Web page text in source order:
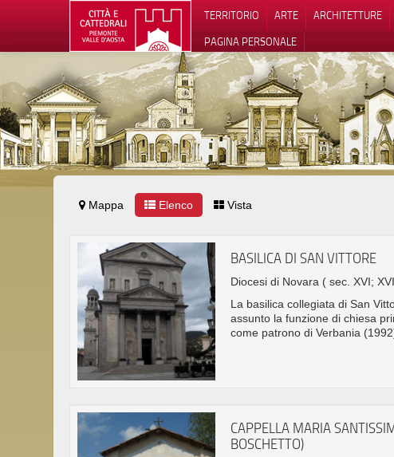
TERRITORIO ARTE ARCHITETTURE
PAGINA PERSONALE
Mappa Elenco Vista
BASILICA DI SAN VITTORE
Diocesi di Novara ( sec. XVI;
La basilica collegiata di San
assunto la funzione di chiesa
come patrono di Verbania
CAPPELLA MARIA
BOSCHETTO)